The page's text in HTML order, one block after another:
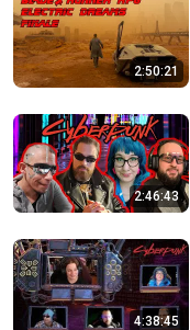
Washington
August 7, 2026
Washington Week
New 5.9K views
2:50:21
2:46:43
4:38:45